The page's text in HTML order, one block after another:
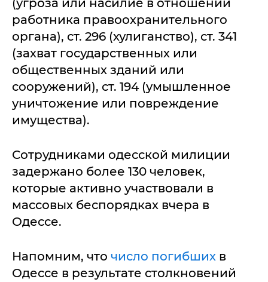
(угроза или насилие в отношении
работника правоохранительного
органа), ст. 296 (хулиганство), ст. 341
(захват государственных или
общественных зданий или
сооружений), ст. 194 (умышленное
уничтожение или повреждение
имущества).
Сотрудниками одесской милиции
задержано более 130 человек,
которые активно участвовали в
массовых беспорядках вчера в
Одессе.
Напомним, что число погибших в
Одессе в результате столкновений